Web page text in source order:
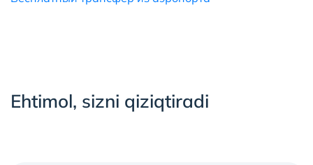
Ehtimol, sizni qiziqtiradi